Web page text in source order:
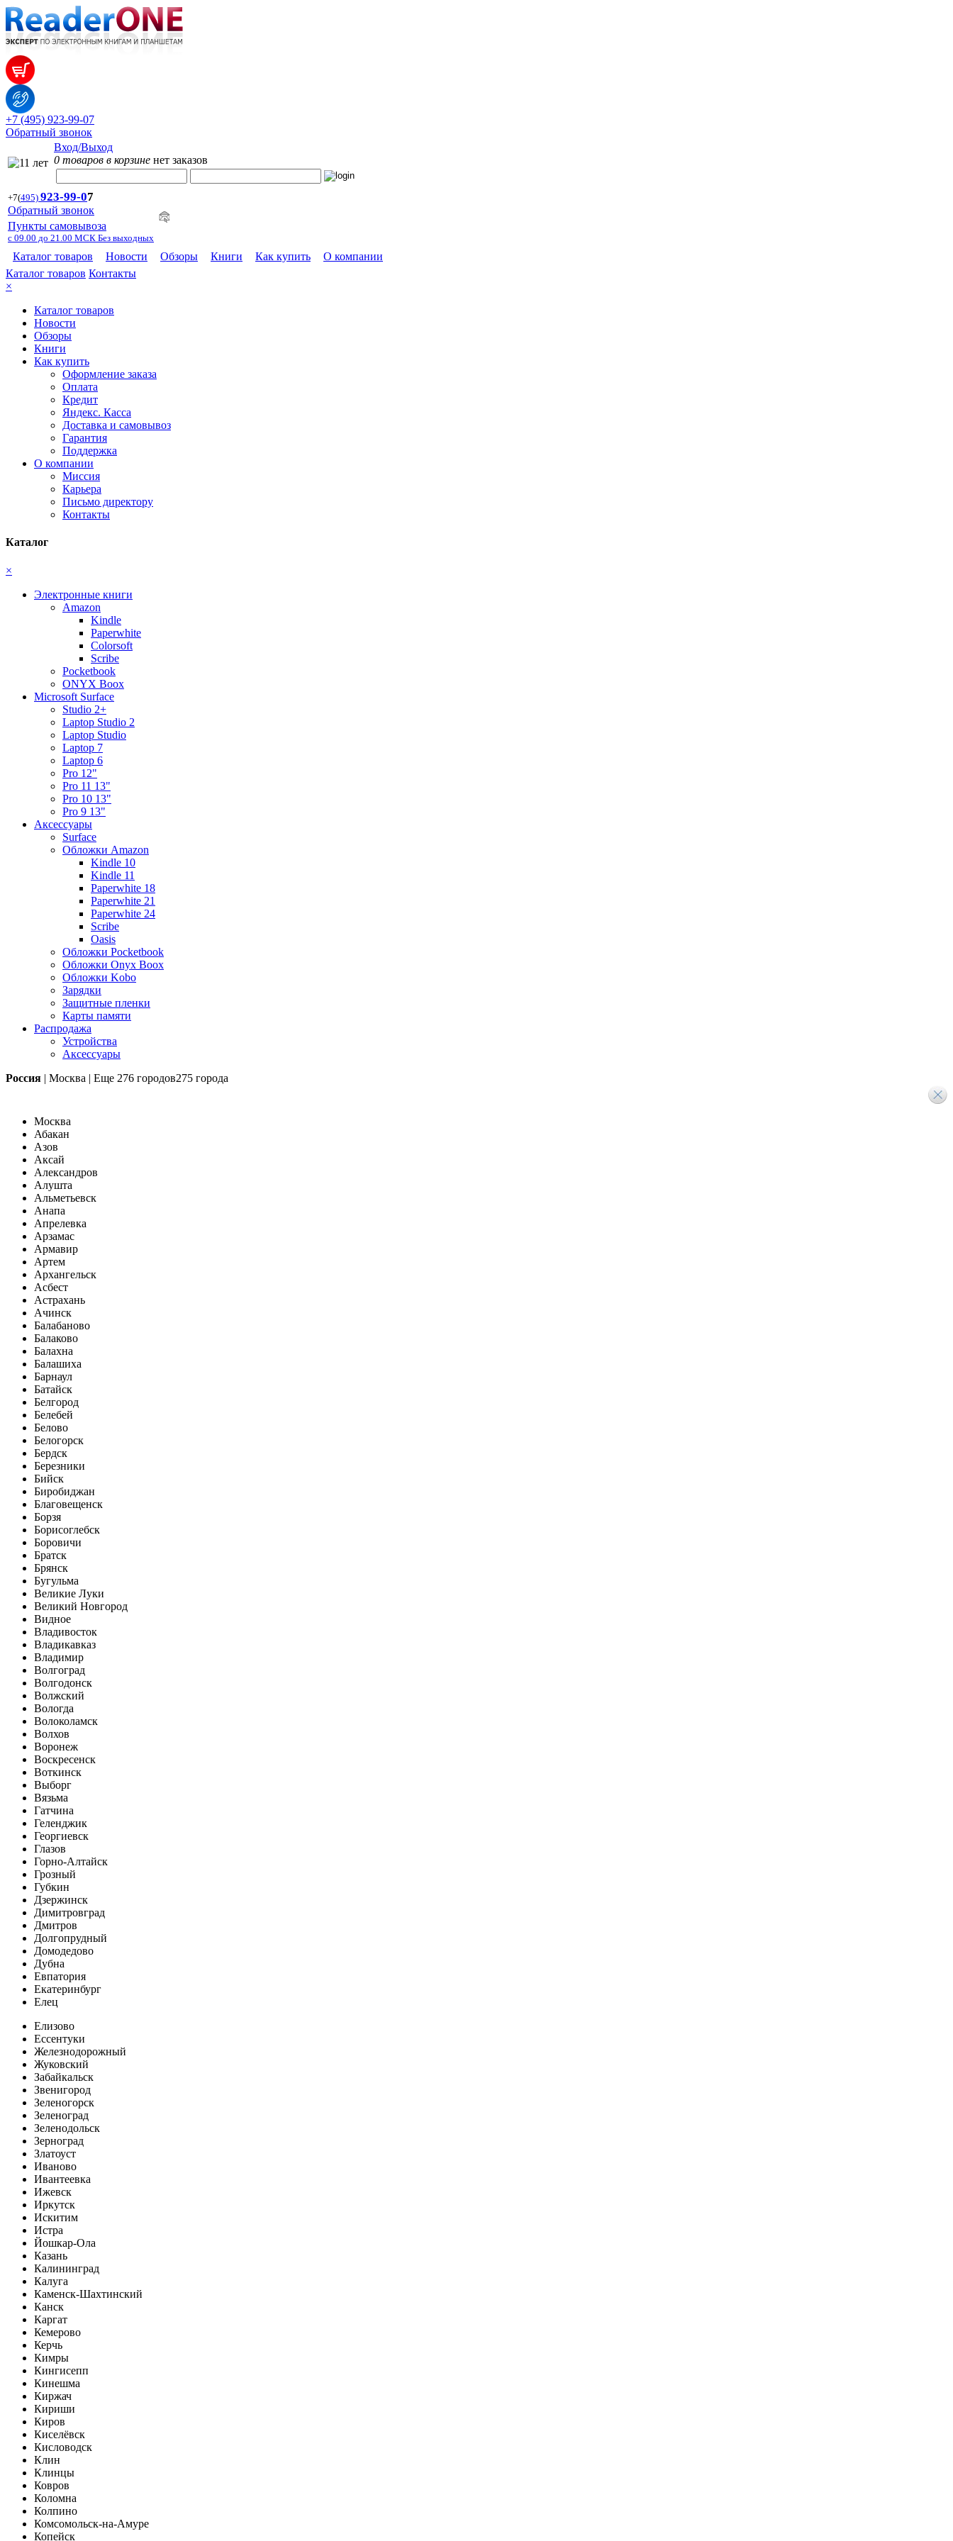
+7 (495) 923-99-07
Обратный звонок
Вход/Выход
0 товаров в корзине нет заказов
+7(495) 923-99-07
Обратный звонок
Пункты самовывоза
с 09.00 до 21.00 МСК Без выходных
Каталог товаров Новости Обзоры Книги Как купить
О компании
Каталог товаров Контакты
×
Каталог товаров
Новости
Обзоры
Книги
Как купить
Оформление заказа
Оплата
Кредит
Яндекс. Касса
Доставка и самовывоз
Гарантия
Поддержка
О компании
Миссия
Карьера
Письмо директору
Контакты
Каталог
×
Электронные книги
Amazon
Kindle
Paperwhite
Colorsoft
Scribe
Pocketbook
ONYX Boox
Microsoft Surface
Studio 2+
Laptop Studio 2
Laptop Studio
Laptop 7
Laptop 6
Pro 12"
Pro 11 13"
Pro 10 13"
Pro 9 13"
Аксессуары
Surface
Обложки Amazon
Kindle 10
Kindle 11
Paperwhite 18
Paperwhite 21
Paperwhite 24
Scribe
Oasis
Обложки Pocketbook
Обложки Onyx Boox
Обложки Kobo
Зарядки
Защитные пленки
Карты памяти
Распродажа
Устройства
Аксессуары
Россия | Москва | Еще 276 городов275 города
Москва
Абакан
Азов
Аксай
Александров
Алушта
Альметьевск
Анапа
Апрелевка
Арзамас
Армавир
Артем
Архангельск
Асбест
Астрахань
Ачинск
Балабаново
Балаково
Балахна
Балашиха
Барнаул
Батайск
Белгород
Белебей
Белово
Белогорск
Бердск
Березники
Бийск
Биробиджан
Благовещенск
Борзя
Борисоглебск
Боровичи
Братск
Брянск
Бугульма
Великие Луки
Великий Новгород
Видное
Владивосток
Владикавказ
Владимир
Волгоград
Волгодонск
Волжский
Вологда
Волоколамск
Волхов
Воронеж
Воскресенск
Воткинск
Выборг
Вязьма
Гатчина
Геленджик
Георгиевск
Глазов
Горно-Алтайск
Грозный
Губкин
Дзержинск
Димитровград
Дмитров
Долгопрудный
Домодедово
Дубна
Евпатория
Екатеринбург
Елец
Елизово
Ессентуки
Железнодорожный
Жуковский
Забайкальск
Звенигород
Зеленогорск
Зеленоград
Зеленодольск
Зерноград
Златоуст
Иваново
Ивантеевка
Ижевск
Иркутск
Искитим
Истра
Йошкар-Ола
Казань
Калининград
Калуга
Каменск-Шахтинский
Канск
Каргат
Кемерово
Керчь
Кимры
Кингисепп
Кинешма
Киржач
Кириши
Киров
Киселёвск
Кисловодск
Клин
Клинцы
Ковров
Коломна
Колпино
Комсомольск-на-Амуре
Копейск